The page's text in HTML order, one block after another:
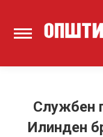
Службен
Илинден